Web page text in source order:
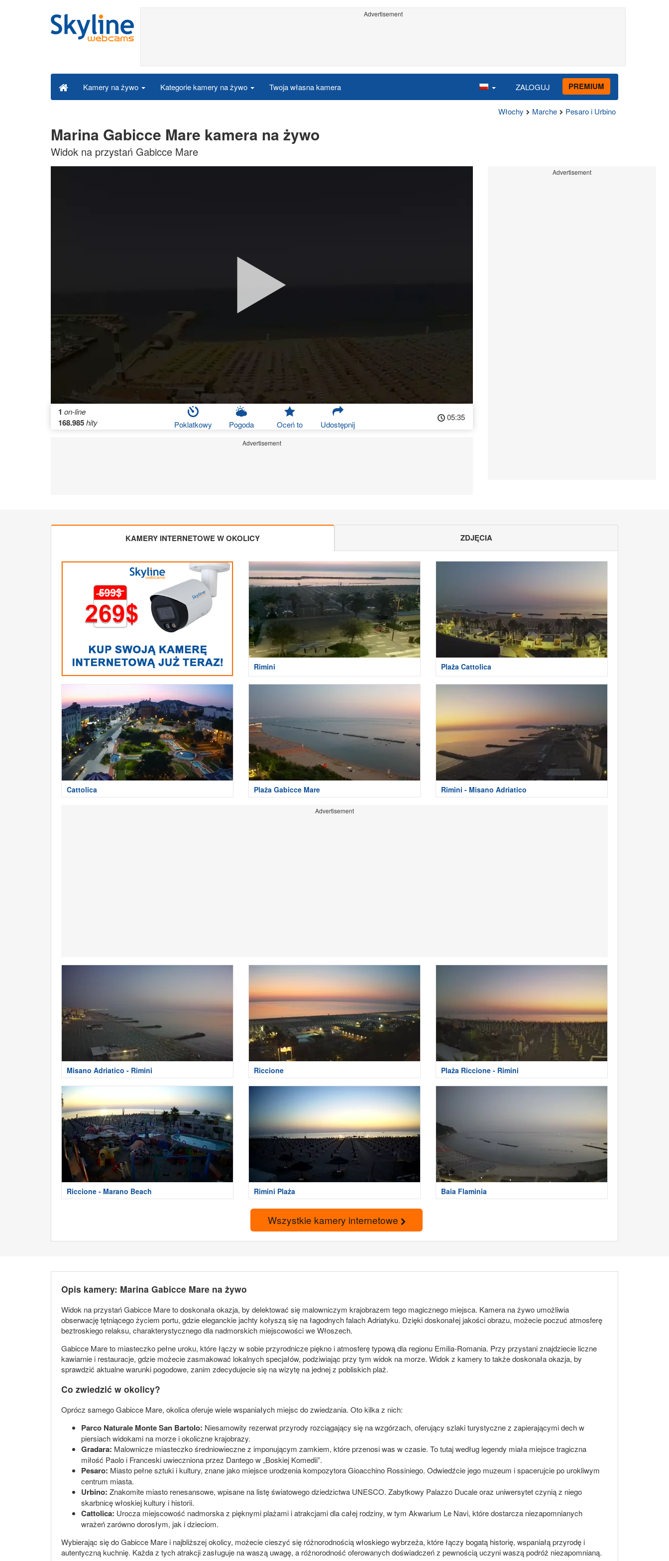
Advertisement
Kamery na żywo Kategorie kamery na żywo Twoja własna kamera ZALOGUJ PREMIUM
Włochy Marche Pesaro i Urbino
Marina Gabicce Mare kamera na żywo
Widok na przystań Gabicce Mare
1 on-line
168.985hity Poklatkowy Pogoda Oceń to Udostępnij
05:35
Advertisement
Advertisement
KAMERY INTERNETOWE W OKOLICY ZDJĘCIA
Rimini Plaża Cattolica
Cattolica Plaża Gabicce Mare Rimini - Misano Adriatico
Advertisement
Misano Adriatico - Rimini Riccione Plaża Riccione - Rimini
Riccione - Marano Beach Rimini Plaża Baia Flaminia
Wszystkie kamery internetowe
Opis kamery: Marina Gabicce Mare na żywo
Widok na przystań Gabicce Mare to doskonała okazja, by delektować się malowniczym krajobrazem tego magicznego miejsca. Kamera na żywo umożliwia
obserwację tętniącego życiem portu, gdzie eleganckie jachty kołyszą się na łagodnych falach Adriatyku. Dzięki doskonałej jakości obrazu, możecie poczuć atmosferę
beztroskiego relaksu, charakterystycznego dla nadmorskich miejscowości we Włoszech.
Gabicce Mare to miasteczko pełne uroku, które łączy w sobie przyrodnicze piękno i atmosferę typową dla regionu Emilia-Romania. Przy przystani znajdziecie liczne
kawiarnie i restauracje, gdzie możecie zasmakować lokalnych specjałów, podziwiając przy tym widok na morze. Widok z kamery to także doskonała okazja, by
sprawdzić aktualne warunki pogodowe, zanim zdecydujecie się na wizytę na jednej z pobliskich plaż.
Co zwiedzić w okolicy?
Oprócz samego Gabicce Mare, okolica oferuje wiele wspaniałych miejsc do zwiedzania. Oto kilka z nich:
Parco Naturale Monte San Bartolo: Niesamowity rezerwat przyrody rozciągający się na wzgórzach, oferujący szlaki turystyczne z zapierającymi dech w
piersiach widokami na morze i okoliczne krajobrazy.
Gradara: Malownicze miasteczko średniowieczne z imponującym zamkiem, które przenosi was w czasie. To tutaj według legendy miała miejsce tragiczna
miłość Paolo i Franceski uwieczniona przez Dantego w „Boskiej Komedii”.
Pesaro: Miasto pełne sztuki i kultury, znane jako miejsce urodzenia kompozytora Gioacchino Rossiniego. Odwiedźcie jego muzeum i spacerujcie po urokliwym
centrum miasta.
Urbino: Znakomite miasto renesansowe, wpisane na listę światowego dziedzictwa UNESCO. Zabytkowy Palazzo Ducale oraz uniwersytet czynią z niego
skarbnicę włoskiej kultury i historii.
Cattolica: Urocza miejscowość nadmorska z pięknymi plażami i atrakcjami dla całej rodziny, w tym Akwarium Le Navi, które dostarcza niezapomnianych
wrażeń zarówno dorosłym, jak i dzieciom.
Wybierając się do Gabicce Mare i najbliższej okolicy, możecie cieszyć się różnorodnością włoskiego wybrzeża, które łączy bogatą historię, wspaniałą przyrodę i
autentyczną kuchnię. Każda z tych atrakcji zasługuje na waszą uwagę, a różnorodność oferowanych doświadczeń z pewnością uczyni waszą podróż niezapomnianą.